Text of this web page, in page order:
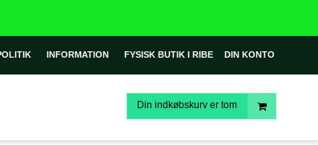
INFORMATION FYSISK BUTIK I RIBE DIN KONTO
Din indkøbskurv er tom